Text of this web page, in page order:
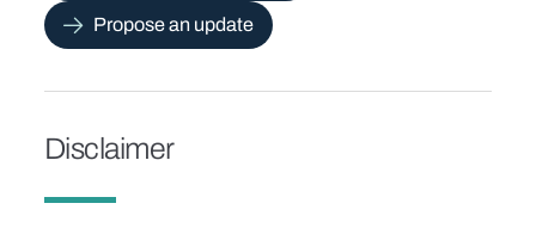
Propose an update
Disclaimer